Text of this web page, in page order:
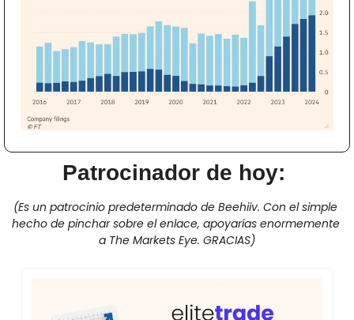
Patrocinador de hoy:
(Es un patrocinio predeterminado de Beehiiv. Con el simple
hecho de pinchar sobre el enlace, apoyarías enormemente
a The Markets Eye. GRACIAS)